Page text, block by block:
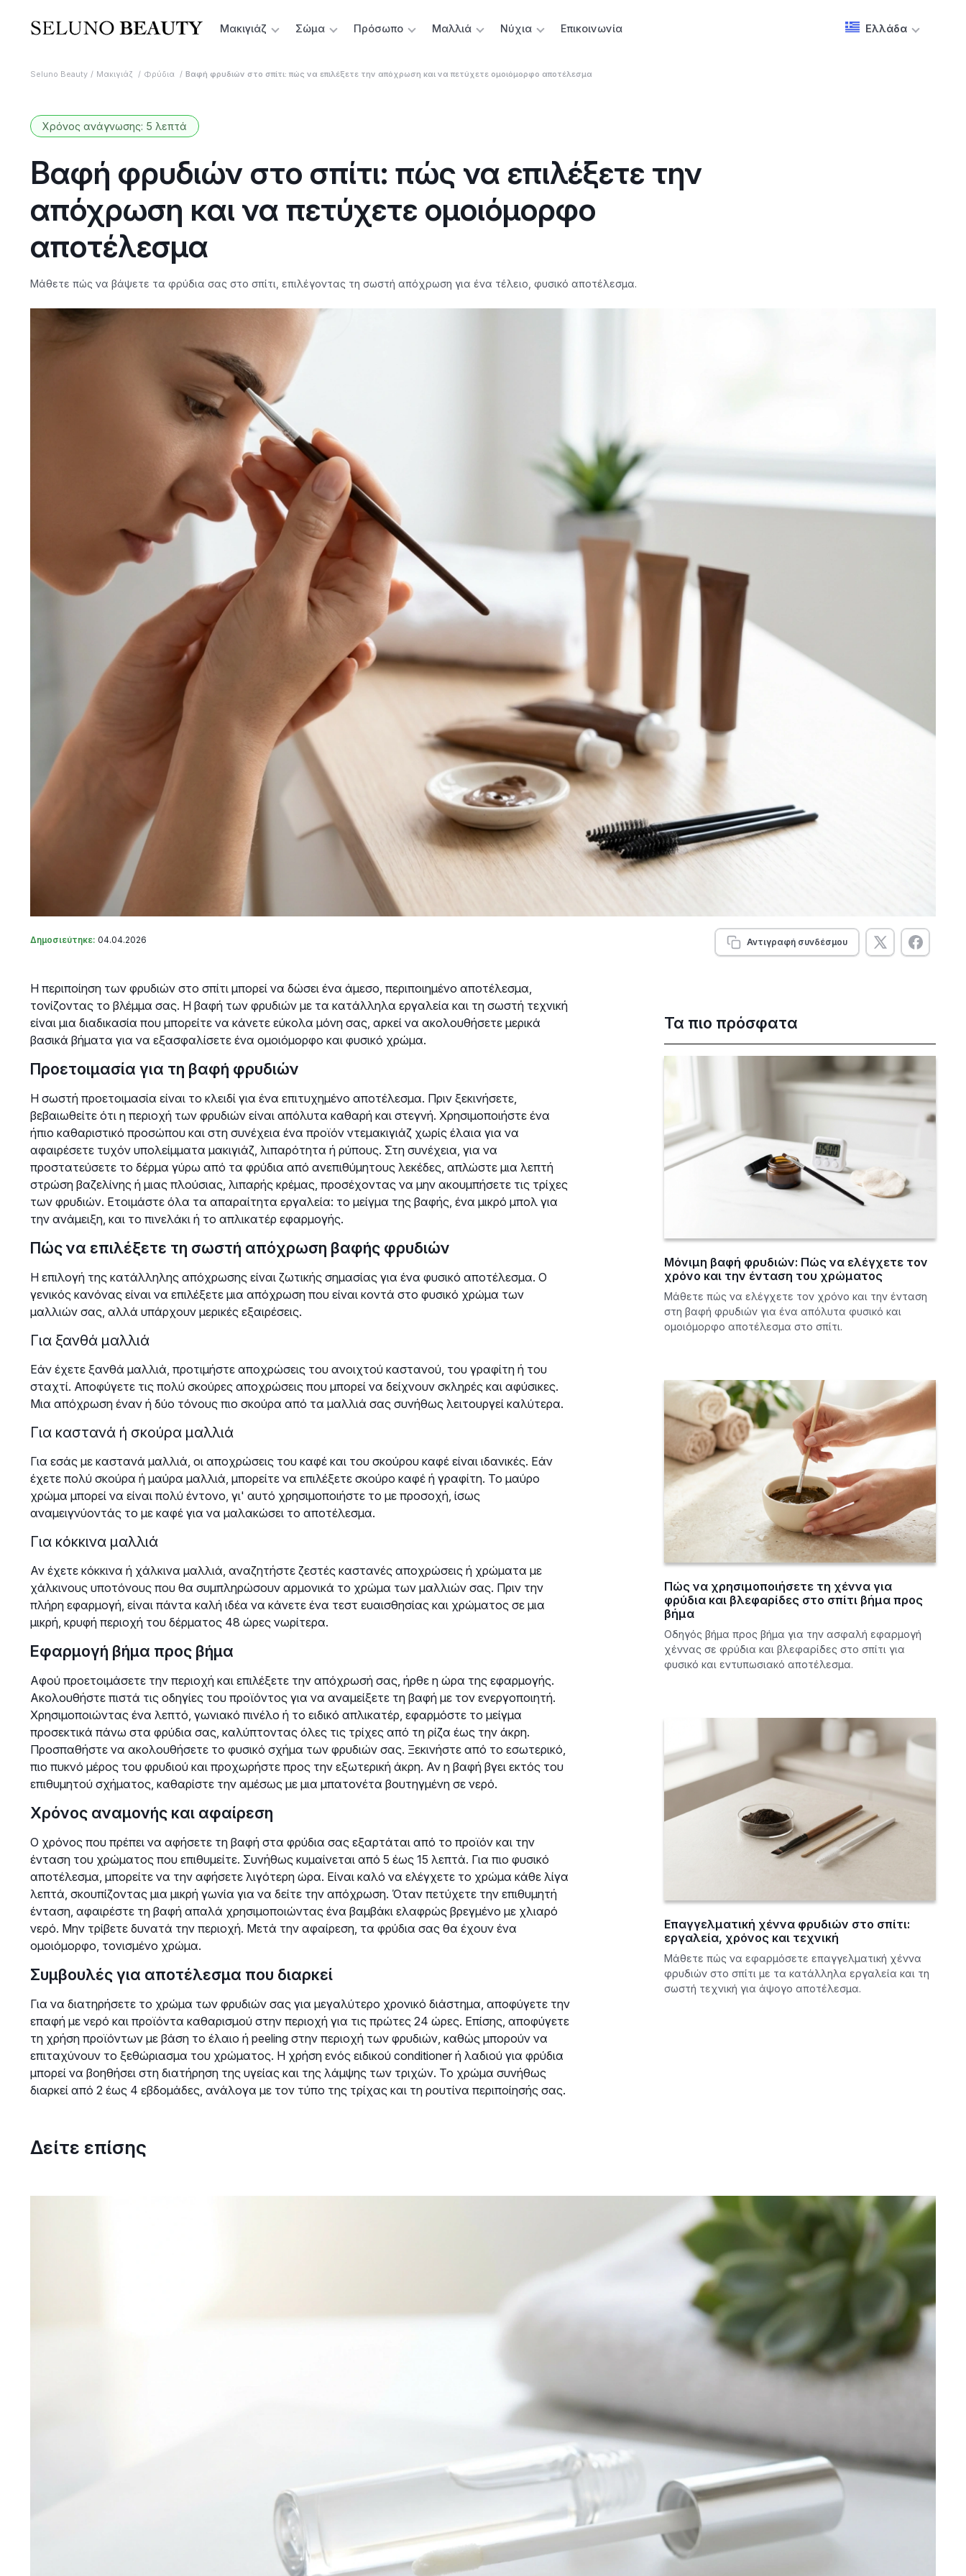
Μακιγιάζ Σώμα Πρόσωπο Μαλλιά Νύχια Επικοινωνία Ελλάδα
Seluno Beauty Μακιγιάζ Φρύδια Βαφή φρυδιών στο σπίτι: πώς να επιλέξετε την απόχρωση και να πετύχετε ομοιόμορφο αποτέλεσμα
Χρόνος ανάγνωσης: 5 λεπτά
Βαφή φρυδιών στο σπίτι: πώς να επιλέξετε την
απόχρωση και να πετύχετε ομοιόμορφο
αποτέλεσμα
Μάθετε πώς να βάψετε τα φρύδια σας στο σπίτι, επιλέγοντας τη σωστή απόχρωση για ένα τέλειο, φυσικό αποτέλεσμα.
Δημοσιεύτηκε: 04.04.2026 Αντιγραφή συνδέσμου
Η περιποίηση των φρυδιών στο σπίτι μπορεί να δώσει ένα άμεσο, περιποιημένο αποτέλεσμα,
τονίζοντας το βλέμμα σας. Η βαφή των φρυδιών με τα κατάλληλα εργαλεία και τη σωστή τεχνική
είναι μια διαδικασία που μπορείτε να κάνετε εύκολα μόνη σας, αρκεί να ακολουθήσετε μερικά
βασικά βήματα για να εξασφαλίσετε ένα ομοιόμορφο και φυσικό χρώμα.
Προετοιμασία για τη βαφή φρυδιών
Η σωστή προετοιμασία είναι το κλειδί για ένα επιτυχημένο αποτέλεσμα. Πριν ξεκινήσετε,
βεβαιωθείτε ότι η περιοχή των φρυδιών είναι απόλυτα καθαρή και στεγνή. Χρησιμοποιήστε ένα
ήπιο καθαριστικό προσώπου και στη συνέχεια ένα προϊόν ντεμακιγιάζ χωρίς έλαια για να
αφαιρέσετε τυχόν υπολείμματα μακιγιάζ, λιπαρότητα ή ρύπους. Στη συνέχεια, για να
προστατεύσετε το δέρμα γύρω από τα φρύδια από ανεπιθύμητους λεκέδες, απλώστε μια λεπτή
στρώση βαζελίνης ή μιας πλούσιας, λιπαρής κρέμας, προσέχοντας να μην ακουμπήσετε τις τρίχες
των φρυδιών. Ετοιμάστε όλα τα απαραίτητα εργαλεία: το μείγμα της βαφής, ένα μικρό μπολ για
την ανάμειξη, και το πινελάκι ή το απλικατέρ εφαρμογής.
Πώς να επιλέξετε τη σωστή απόχρωση βαφής φρυδιών
Η επιλογή της κατάλληλης απόχρωσης είναι ζωτικής σημασίας για ένα φυσικό αποτέλεσμα. Ο
γενικός κανόνας είναι να επιλέξετε μια απόχρωση που είναι κοντά στο φυσικό χρώμα των
μαλλιών σας, αλλά υπάρχουν μερικές εξαιρέσεις.
Για ξανθά μαλλιά
Εάν έχετε ξανθά μαλλιά, προτιμήστε αποχρώσεις του ανοιχτού καστανού, του γραφίτη ή του
σταχτί. Αποφύγετε τις πολύ σκούρες αποχρώσεις που μπορεί να δείχνουν σκληρές και αφύσικες.
Μια απόχρωση έναν ή δύο τόνους πιο σκούρα από τα μαλλιά σας συνήθως λειτουργεί καλύτερα.
Για καστανά ή σκούρα μαλλιά
Για εσάς με καστανά μαλλιά, οι αποχρώσεις του καφέ και του σκούρου καφέ είναι ιδανικές. Εάν
έχετε πολύ σκούρα ή μαύρα μαλλιά, μπορείτε να επιλέξετε σκούρο καφέ ή γραφίτη. Το μαύρο
χρώμα μπορεί να είναι πολύ έντονο, γι' αυτό χρησιμοποιήστε το με προσοχή, ίσως
αναμειγνύοντάς το με καφέ για να μαλακώσει το αποτέλεσμα.
Για κόκκινα μαλλιά
Αν έχετε κόκκινα ή χάλκινα μαλλιά, αναζητήστε ζεστές καστανές αποχρώσεις ή χρώματα με
χάλκινους υποτόνους που θα συμπληρώσουν αρμονικά το χρώμα των μαλλιών σας. Πριν την
πλήρη εφαρμογή, είναι πάντα καλή ιδέα να κάνετε ένα τεστ ευαισθησίας και χρώματος σε μια
μικρή, κρυφή περιοχή του δέρματος 48 ώρες νωρίτερα.
Εφαρμογή βήμα προς βήμα
Αφού προετοιμάσετε την περιοχή και επιλέξετε την απόχρωσή σας, ήρθε η ώρα της εφαρμογής.
Ακολουθήστε πιστά τις οδηγίες του προϊόντος για να αναμείξετε τη βαφή με τον ενεργοποιητή.
Χρησιμοποιώντας ένα λεπτό, γωνιακό πινέλο ή το ειδικό απλικατέρ, εφαρμόστε το μείγμα
προσεκτικά πάνω στα φρύδια σας, καλύπτοντας όλες τις τρίχες από τη ρίζα έως την άκρη.
Προσπαθήστε να ακολουθήσετε το φυσικό σχήμα των φρυδιών σας. Ξεκινήστε από το εσωτερικό,
πιο πυκνό μέρος του φρυδιού και προχωρήστε προς την εξωτερική άκρη. Αν η βαφή βγει εκτός του
επιθυμητού σχήματος, καθαρίστε την αμέσως με μια μπατονέτα βουτηγμένη σε νερό.
Χρόνος αναμονής και αφαίρεση
Ο χρόνος που πρέπει να αφήσετε τη βαφή στα φρύδια σας εξαρτάται από το προϊόν και την
ένταση του χρώματος που επιθυμείτε. Συνήθως κυμαίνεται από 5 έως 15 λεπτά. Για πιο φυσικό
αποτέλεσμα, μπορείτε να την αφήσετε λιγότερη ώρα. Είναι καλό να ελέγχετε το χρώμα κάθε λίγα
λεπτά, σκουπίζοντας μια μικρή γωνία για να δείτε την απόχρωση. Όταν πετύχετε την επιθυμητή
ένταση, αφαιρέστε τη βαφή απαλά χρησιμοποιώντας ένα βαμβάκι ελαφρώς βρεγμένο με χλιαρό
νερό. Μην τρίβετε δυνατά την περιοχή. Μετά την αφαίρεση, τα φρύδια σας θα έχουν ένα
ομοιόμορφο, τονισμένο χρώμα.
Συμβουλές για αποτέλεσμα που διαρκεί
Για να διατηρήσετε το χρώμα των φρυδιών σας για μεγαλύτερο χρονικό διάστημα, αποφύγετε την
επαφή με νερό και προϊόντα καθαρισμού στην περιοχή για τις πρώτες 24 ώρες. Επίσης, αποφύγετε
τη χρήση προϊόντων με βάση το έλαιο ή peeling στην περιοχή των φρυδιών, καθώς μπορούν να
επιταχύνουν το ξεθώριασμα του χρώματος. Η χρήση ενός ειδικού conditioner ή λαδιού για φρύδια
μπορεί να βοηθήσει στη διατήρηση της υγείας και της λάμψης των τριχών. Το χρώμα συνήθως
διαρκεί από 2 έως 4 εβδομάδες, ανάλογα με τον τύπο της τρίχας και τη ρουτίνα περιποίησής σας.
Τα πιο πρόσφατα
Μόνιμη βαφή φρυδιών: Πώς να ελέγχετε τον
χρόνο και την ένταση του χρώματος
Μάθετε πώς να ελέγχετε τον χρόνο και την ένταση
στη βαφή φρυδιών για ένα απόλυτα φυσικό και
ομοιόμορφο αποτέλεσμα στο σπίτι.
Πώς να χρησιμοποιήσετε τη χέννα για
φρύδια και βλεφαρίδες στο σπίτι βήμα προς
βήμα
Οδηγός βήμα προς βήμα για την ασφαλή εφαρμογή
χέννας σε φρύδια και βλεφαρίδες στο σπίτι για
φυσικό και εντυπωσιακό αποτέλεσμα.
Επαγγελματική χέννα φρυδιών στο σπίτι:
εργαλεία, χρόνος και τεχνική
Μάθετε πώς να εφαρμόσετε επαγγελματική χέννα
φρυδιών στο σπίτι με τα κατάλληλα εργαλεία και τη
σωστή τεχνική για άψογο αποτέλεσμα.
Δείτε επίσης